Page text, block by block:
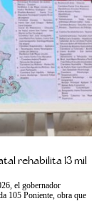
rehabilita 13 mil
el gobernador
105 Poniente, obra que